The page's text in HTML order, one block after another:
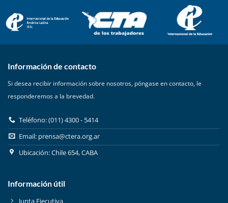
Información de contacto
Si desea recibir información sobre nosotros, póngase en contacto, le
responderemos a la brevedad.
Teléfono: (011) 4300 - 5414
Email: prensa@ctera.org.ar
Ubicación: Chile 654, CABA
Información útil
Junta Ejecutiva